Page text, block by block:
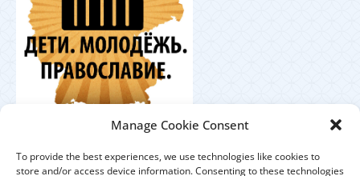
Manage Cookie Consent
To provide the best experiences, we use technologies like cookies to
store and/or access device information. Consenting to these technologies
центр по работе с православной молодёжью в
Германии